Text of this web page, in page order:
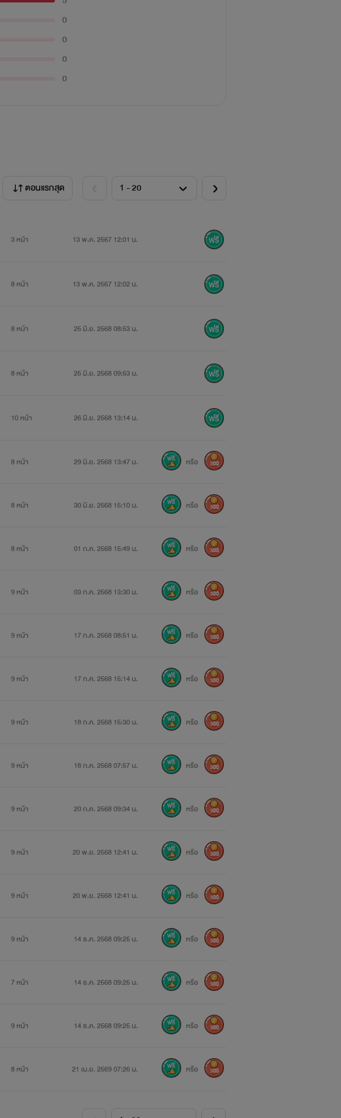
0
0
0
0
ตอนแรกสุด
3 หน้า 13 พ.ค. 2567 12:01 น.
8 หน้า 13 พ.ค. 2567 12:02 น.
8 หน้า 25 มิ.ย. 2568 08:53 น.
8 หน้า 25 มิ.ย. 2568 09:53 น.
10 หน้า 26 มิ.ย. 2568 13:14 น.
8 หน้า 29 มิ.ย. 2568 13:47 น. หรือ 300
8 หน้า 30 มิ.ย. 2568 15:10 น. หรือ 300
8 หน้า 01 ก.ค. 2568 15:49 น. หรือ 300
9 หน้า 03 ก.ค. 2568 13:30 น. หรือ 300
9 หน้า 17 ก.ค. 2568 08:51 น. หรือ 300
9 หน้า 17 ก.ค. 2568 15:14 น. หรือ 300
9 หน้า 18 ก.ค. 2568 15:30 น. หรือ 300
9 หน้า 18 ก.ค. 2568 07:57 น. หรือ 300
9 หน้า 20 ก.ค. 2568 09:34 น. หรือ 300
9 หน้า 20 พ.ย. 2568 12:41 น. หรือ 300
9 หน้า 20 พ.ย. 2568 12:41 น. หรือ 300
9 หน้า 14 ธ.ค. 2568 09:25 น. หรือ 300
7 หน้า 14 ธ.ค. 2568 09:25 น. หรือ 300
9 หน้า 14 ธ.ค. 2568 09:25 น. หรือ 300
8 หน้า 21 เม.ย. 2569 07:26 น. หรือ 300